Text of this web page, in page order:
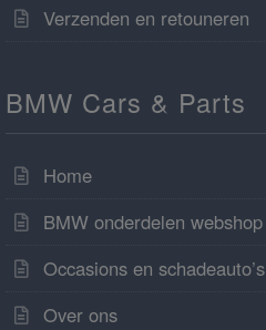
Verzenden en retouneren
BMW Cars & Parts
Home
BMW onderdelen webshop
Occasions en schadeauto’s
Over ons